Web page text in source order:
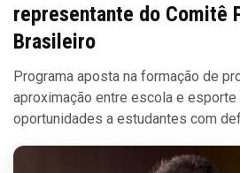
representante do Comitê
Brasileiro
Programa aposta na formação de
aproximação entre escola e esporte
oportunidades a estudantes com